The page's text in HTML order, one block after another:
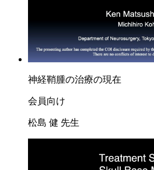
神経鞘腫の治療の現在
会員向け
松島 健 先生